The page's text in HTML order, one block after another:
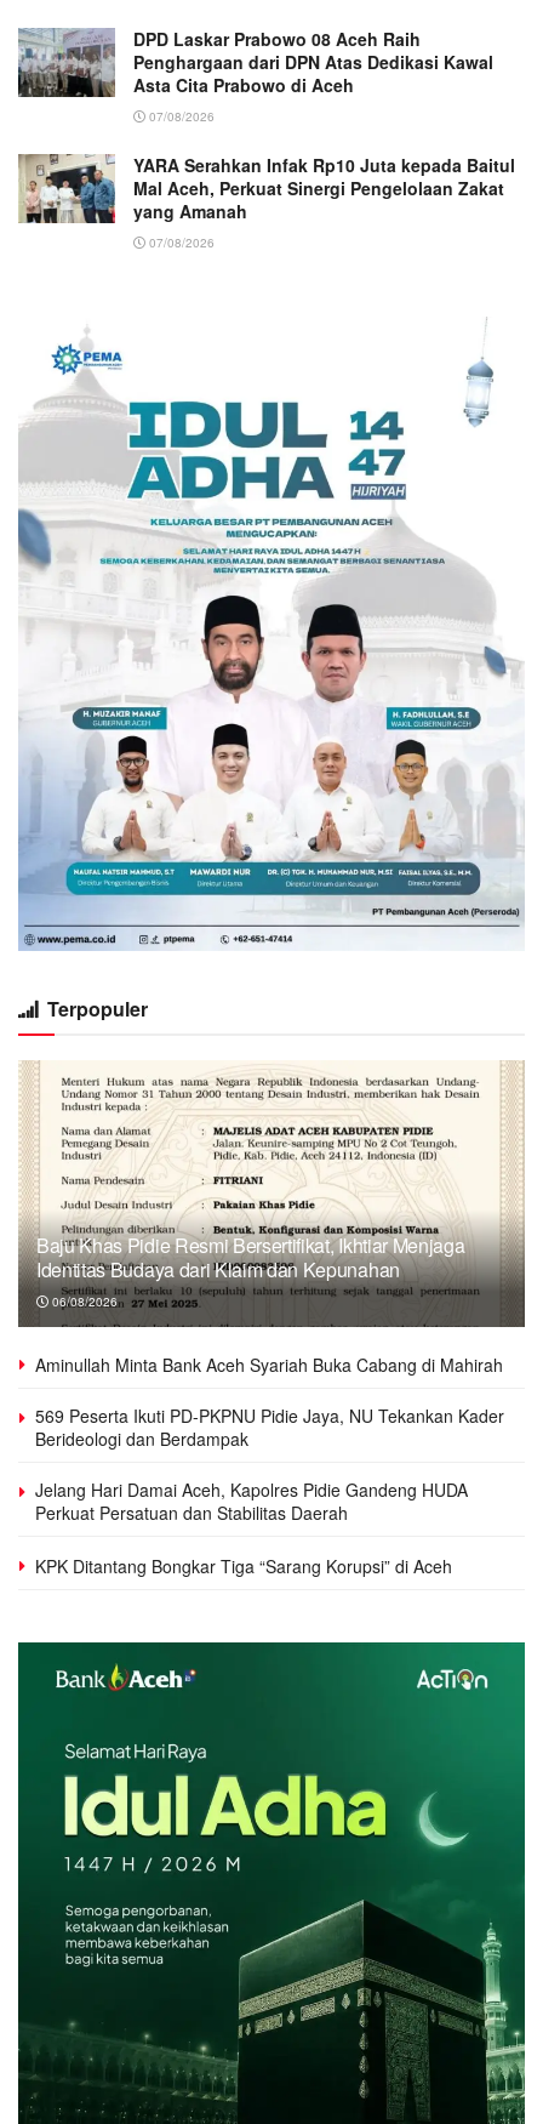
DPD Laskar Prabowo 08 Aceh Raih
Penghargaan dari DPN Atas Dedikasi Kawal
Asta Cita Prabowo di Aceh
07/08/2026
YARA Serahkan Infak Rp10 Juta kepada Baitul
Mal Aceh, Perkuat Sinergi Pengelolaan Zakat
yang Amanah ‎
07/08/2026
Terpopuler
Baju Khas Pidie Resmi Bersertifikat, Ikhtiar Menjaga
Identitas Budaya dari Klaim dan Kepunahan
06/08/2026
Aminullah Minta Bank Aceh Syariah Buka Cabang di Mahirah
569 Peserta Ikuti PD-PKPNU Pidie Jaya, NU Tekankan Kader
Berideologi dan Berdampak
Jelang Hari Damai Aceh, Kapolres Pidie Gandeng HUDA
Perkuat Persatuan dan Stabilitas Daerah
KPK Ditantang Bongkar Tiga “Sarang Korupsi” di Aceh